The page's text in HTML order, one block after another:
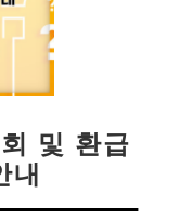
및 환급
내